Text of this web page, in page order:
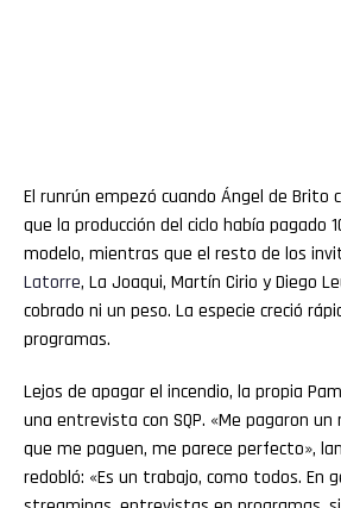
El runrún empezó cuando Ángel de Brito
que la producción del ciclo había pagado
modelo, mientras que el resto de los
Latorre, La Joaqui, Martín Cirio y Diego
cobrado ni un peso. La especie creció
programas.
Lejos de apagar el incendio, la propia
una entrevista con SQP. «Me pagaron
que me paguen, me parece perfecto»,
redobló: «Es un trabajo, como todos. En